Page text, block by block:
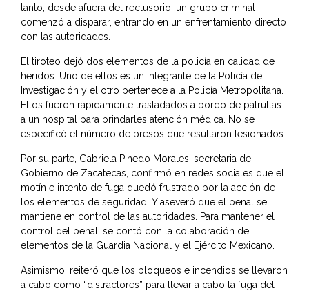
tanto, desde afuera del reclusorio, un grupo criminal
comenzó a disparar, entrando en un enfrentamiento directo
con las autoridades.
El tiroteo dejó dos elementos de la policía en calidad de
heridos. Uno de ellos es un integrante de la Policía de
Investigación y el otro pertenece a la Policía Metropolitana.
Ellos fueron rápidamente trasladados a bordo de patrullas
a un hospital para brindarles atención médica. No se
especificó el número de presos que resultaron lesionados.
Por su parte, Gabriela Pinedo Morales, secretaria de
Gobierno de Zacatecas, confirmó en redes sociales que el
motín e intento de fuga quedó frustrado por la acción de
los elementos de seguridad. Y aseveró que el penal se
mantiene en control de las autoridades. Para mantener el
control del penal, se contó con la colaboración de
elementos de la Guardia Nacional y el Ejército Mexicano.
Asimismo, reiteró que los bloqueos e incendios se llevaron
a cabo como “distractores” para llevar a cabo la fuga del